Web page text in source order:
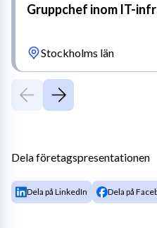
Gruppchef inom IT-
Stockholms län
Dela företagspresentationen
Dela på LinkedIn Dela på